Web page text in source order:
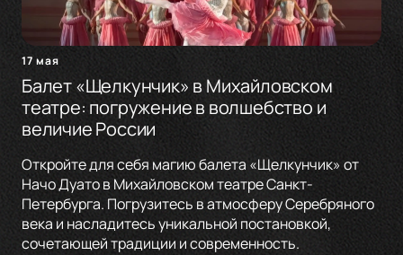
17 мая
Балет «Щелкунчик» в Михайловском
театре: погружение в волшебство и
величие России
Откройте для себя магию балета «Щелкунчик» от
Начо Дуато в Михайловском театре Санкт-
Петербурга. Погрузитесь в атмосферу Серебряного
века и насладитесь уникальной постановкой,
сочетающей традиции и современность.